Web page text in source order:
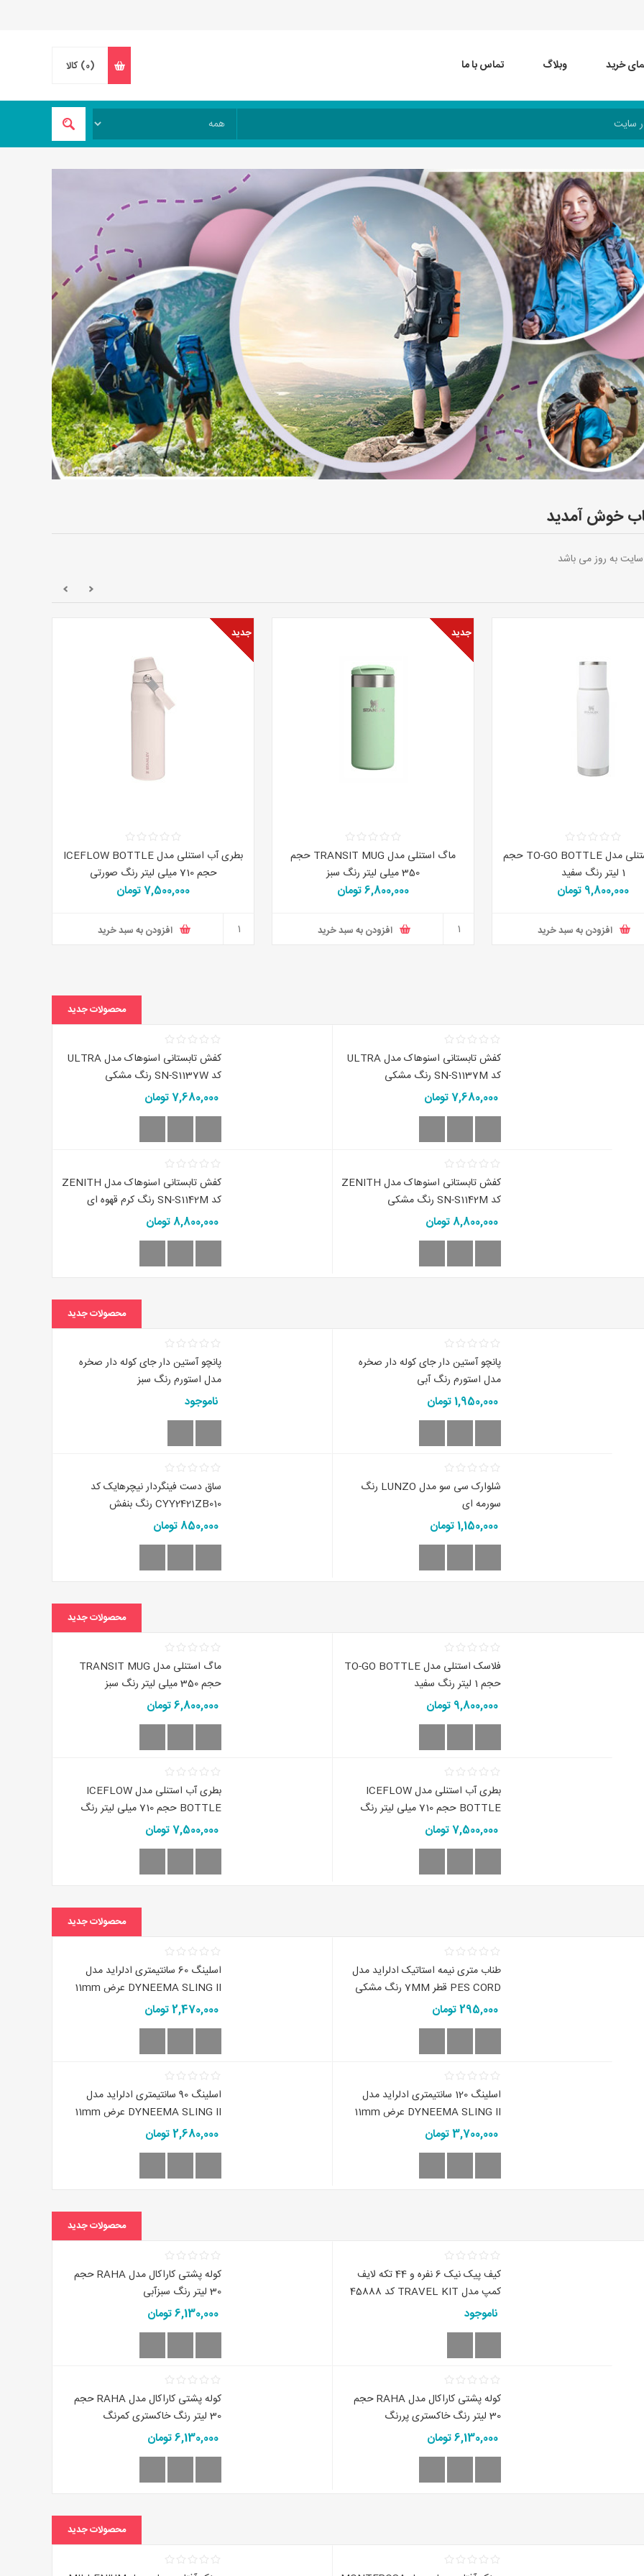
خرید وبلاگ تماس با ما (0) کالا
خوش آمدید
به روز می باشد
فلاسک استنلی مدل TO-GO BOTTLE حجم
1 لیتر رنگ سفید
9,800,000 تومان
افزودن به سبد خرید
جدید
ماگ استنلی مدل TRANSIT MUG حجم
350 میلی لیتر رنگ سبز
6,800,000 تومان
افزودن به سبد خرید
جدید
بطری آب استنلی مدل ICEFLOW BOTTLE
حجم 710 میلی لیتر رنگ صورتی
7,500,000 تومان
افزودن به سبد خرید
محصولات جدید
کفش تابستانی اسنوهاک مدل ULTRA
کد SN-S1137M رنگ مشکی
7,680,000 تومان
کفش تابستانی اسنوهاک مدل ULTRA
کد SN-S1137W رنگ مشکی
7,680,000 تومان
کفش تابستانی اسنوهاک مدل ZENITH
کد SN-S1142M رنگ مشکی
8,800,000 تومان
کفش تابستانی اسنوهاک مدل ZENITH
کد SN-S1142M رنگ کرم قهوه ای
8,800,000 تومان
محصولات جدید
پانچو آستین دار جای کوله دار صخره
مدل استورم رنگ آبی
1,950,000 تومان
پانچو آستین دار جای کوله دار صخره
مدل استورم رنگ سبز
ناموجود
شلوارک سی سو مدل LUNZO رنگ
سورمه ای
1,150,000 تومان
ساق دست فینگردار نیچرهایک کد
CYY2421ZB010 رنگ بنفش
850,000 تومان
محصولات جدید
فلاسک استنلی مدل TO-GO BOTTLE
حجم 1 لیتر رنگ سفید
9,800,000 تومان
ماگ استنلی مدل TRANSIT MUG
حجم 350 میلی لیتر رنگ سبز
6,800,000 تومان
بطری آب استنلی مدل ICEFLOW
BOTTLE حجم 710 میلی لیتر رنگ
صورتی
7,500,000 تومان
بطری آب استنلی مدل ICEFLOW
BOTTLE حجم 710 میلی لیتر رنگ
سفید
7,500,000 تومان
محصولات جدید
طناب متری نیمه استاتیک ادلراید مدل
PES CORD قطر 7MM رنگ مشکی
295,000 تومان
اسلینگ 60 سانتیمتری ادلراید مدل
DYNEEMA SLING II عرض 11mm
2,470,000 تومان
اسلینگ 120 سانتیمتری ادلراید مدل
DYNEEMA SLING II عرض 11mm
3,700,000 تومان
اسلینگ 90 سانتیمتری ادلراید مدل
DYNEEMA SLING II عرض 11mm
2,680,000 تومان
محصولات جدید
کیف پیک نیک 6 نفره و 44 تکه لایف
کمپ مدل TRAVEL KIT کد 45888
ناموجود
کوله پشتی کاراکال مدل RAHA حجم
30 لیتر رنگ سبزآبی
6,130,000 تومان
کوله پشتی کاراکال مدل RAHA حجم
30 لیتر رنگ خاکستری پررنگ
6,130,000 تومان
کوله پشتی کاراکال مدل RAHA حجم
30 لیتر رنگ خاکستری کمرنگ
6,130,000 تومان
محصولات جدید